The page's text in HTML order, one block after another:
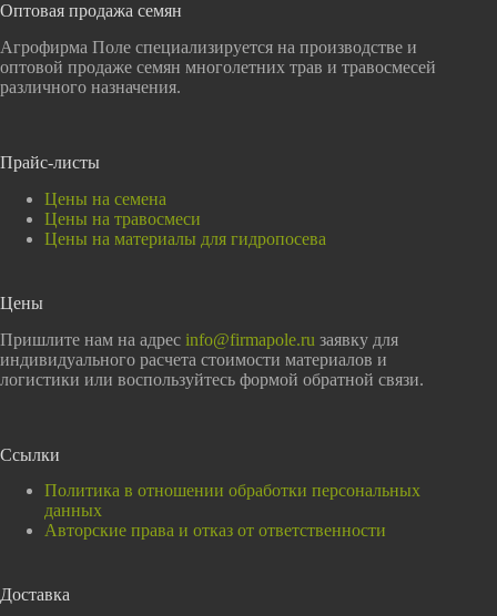
Оптовая продажа семян
Агрофирма Поле специализируется на производстве и
оптовой продаже семян многолетних трав и травосмесей
различного назначения.
Прайс-листы
Цены на семена
Цены на травосмеси
Цены на материалы для гидропосева
Цены
Пришлите нам на адрес info@firmapole.ru заявку для
индивидуального расчета стоимости материалов и
логистики или воспользуйтесь формой обратной связи.
Ссылки
Политика в отношении обработки персональных
данных
Авторские права и отказ от ответственности
Доставка